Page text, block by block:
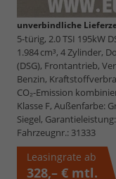
unverbindliche
5-türig, 2.0 TSI 195kW
1.984 cm³, 4 Zylinder,
(DSG), Frontantrieb,
Benzin,
CO₂-Emission
Klasse F, Außenfarbe:
Siegel,
Fahrzeugnr.: 31333
Leasingrate ab
328,– € mtl.